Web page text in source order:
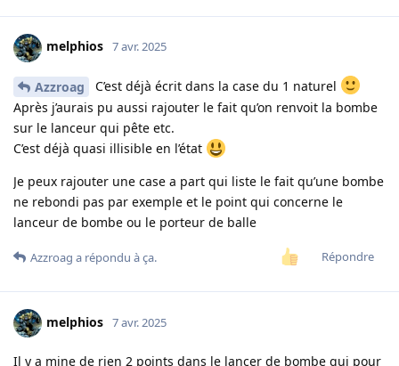
melphios 7 avr. 2025
Azzroag
C’est déjà écrit dans la case du 1 naturel
Après j’aurais pu aussi rajouter le fait qu’on renvoit la bombe
sur le lanceur qui pête etc.
C’est déjà quasi illisible en l’état
Je peux rajouter une case a part qui liste le fait qu’une bombe
ne rebondi pas par exemple et le point qui concerne le
lanceur de bombe ou le porteur de balle
Répondre
Azzroag a répondu à ça.
melphios 7 avr. 2025
Il y a mine de rien 2 points dans le lancer de bombe qui pour